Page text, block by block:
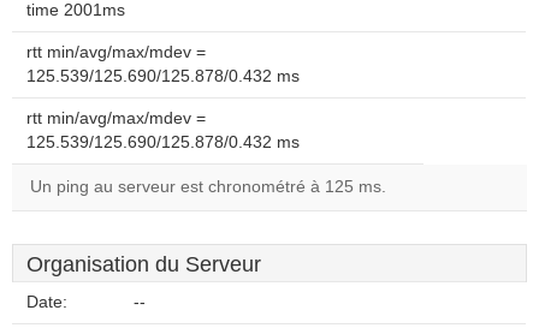
time 2001ms
rtt min/avg/max/mdev =
125.539/125.690/125.878/0.432 ms
rtt min/avg/max/mdev =
125.539/125.690/125.878/0.432 ms
Un ping au serveur est chronométré à 125 ms.
Organisation du Serveur
Date: --